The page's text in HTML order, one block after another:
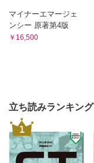
マイナーエマージェ
ンシー 原著第4版
￥16,500
立ち読みランキング
1